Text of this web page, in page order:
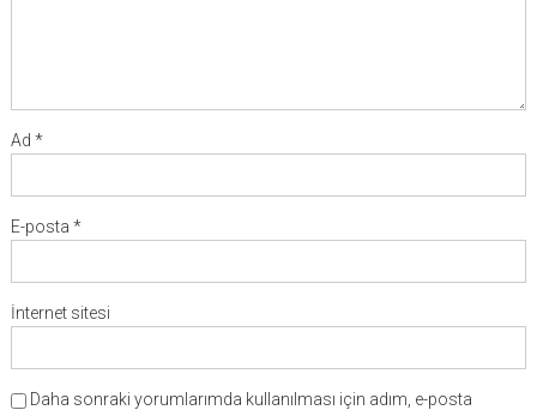
Ad *
E-posta *
İnternet sitesi
Daha sonraki yorumlarımda kullanılması için adım, e-posta